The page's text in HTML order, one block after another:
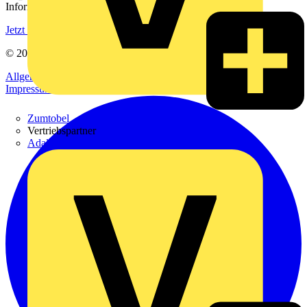
Zumtobel
Vertriebspartner
Adalbert Zajadacz GmbH & Co. KG
Informationen aus der Elektroindustrie.
Jetzt registrieren
© 2002-
Allgemeine Geschäftsbedingungen
Impressum